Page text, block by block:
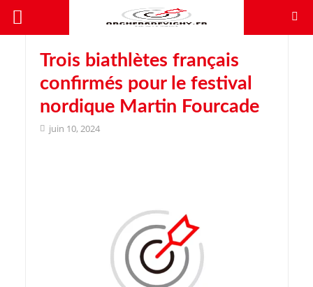
Trois biathlètes français
confirmés pour le festival
nordique Martin Fourcade
juin 10, 2024